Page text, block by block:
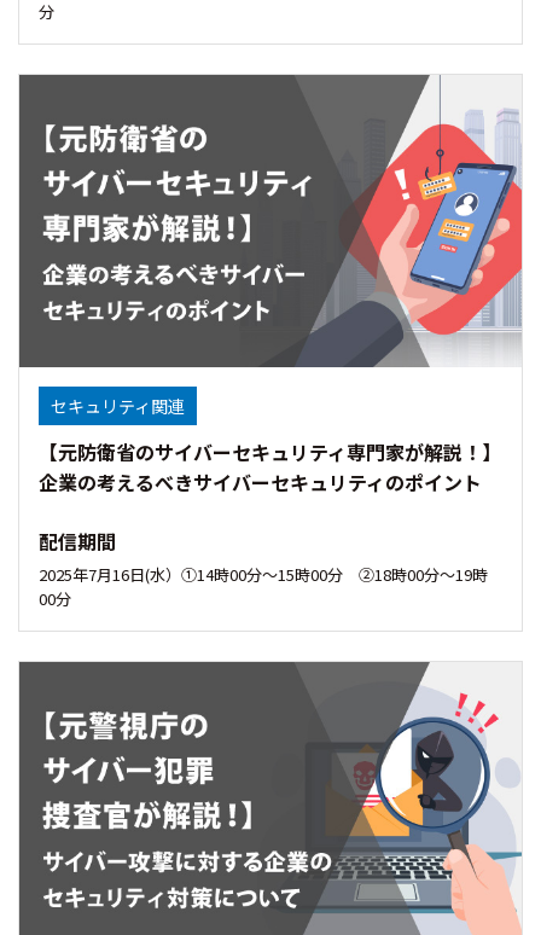
分
セキュリティ関連
【元防衛省のサイバーセキュリティ専門家が解説！】
企業の考えるべきサイバーセキュリティのポイント
配信期間
2025年7月16日(水）①14時00分〜15時00分 ②18時00分〜19時
00分